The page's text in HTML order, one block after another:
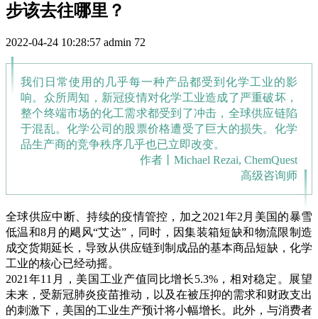
步该去往哪里？
2022-04-24 10:28:57 admin 72
我们日常使用的几乎每一种产品都受到化学工业的影
响。众所周知，新冠疫情对化学工业造成了严重破坏，
整个终端市场的化工需求都受到了冲击，全球供应链陷
于混乱。化学公司的股票价格遭受了巨大的损失。化学
品生产商的竞争秩序几乎也已立即改变。
作者丨Michael Rezai, ChemQuest
高级咨询师
全球供应中断、持续的疫情管控，加之2021年2月美国的暴雪
低温和8月的飓风“艾达”，同时，因集装箱短缺和物流限制造
成交货期延长，导致从供应链到制成品的基本商品短缺，化学
工业的核心已经动摇。
2021年11月，美国工业产值同比增长5.3%，相对稳定。展望
未来，受新冠肺炎疫苗推动，以及在被压抑的需求和财政支出
的刺激下，美国的工业生产预计将小幅增长。此外，与消费者